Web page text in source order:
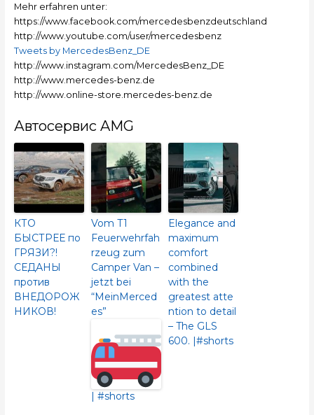
Mehr erfahren unter:
https://www.facebook.com/mercedesbenzdeutschland
http://www.youtube.com/user/mercedesbenz
Tweets by MercedesBenz_DE
http://www.instagram.com/MercedesBenz_DE
http://www.mercedes-benz.de
http://www.online-store.mercedes-benz.de
Автосервис AMG
КТО
БЫСТРЕЕ по
ГРЯЗИ?!
СЕДАНЫ
против
ВНЕДОРОЖ
НИКОВ!
Vom T1
Feuerwehrfah
rzeug zum
Camper Van –
jetzt bei
“MeinMerced
es”
| #shorts
Elegance and
maximum
comfort
combined
with the
greatest atte
ntion to detail
– The GLS
600.​ |#shorts